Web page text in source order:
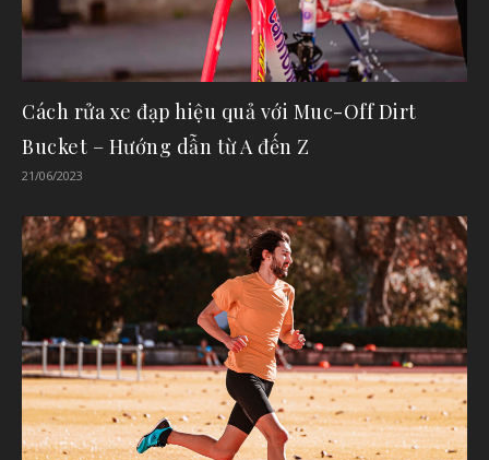
Cách rửa xe đạp hiệu quả với Muc-Off Dirt
Bucket – Hướng dẫn từ A đến Z
21/06/2023